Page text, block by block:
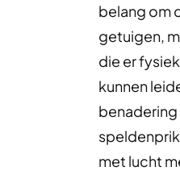
belang om
getuigen,
die er
kunnen
met lucht